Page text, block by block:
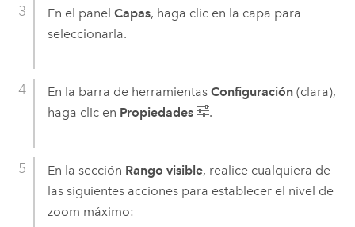
En el panel Capas, haga clic en la capa para
seleccionarla.
En la barra de herramientas Configuración(clara),
haga clic en Propiedades .
En la sección Rango visible, realice cualquiera de
las siguientes acciones para establecer el nivel de
zoom máximo: